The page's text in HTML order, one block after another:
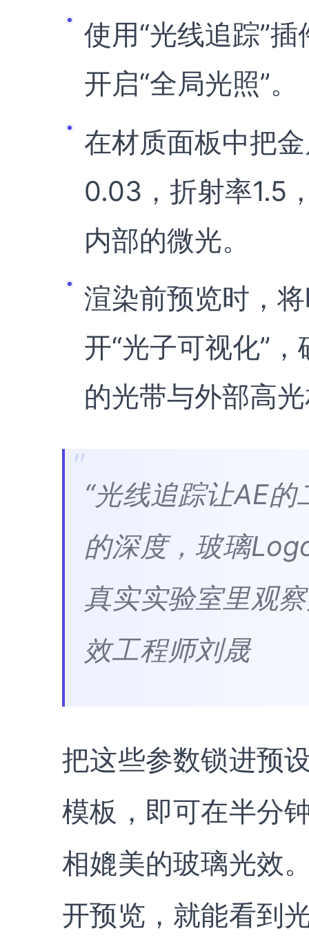
使用“光线追踪”
开启“全局光照”。
在材质面板中把
0.03，折射率1.5
内部的微光。
渲染前预览时，
开“光子可视化”
的光带与外部高
“光线追踪让AE
的深度，玻璃
真实实验室里观
效工程师刘晟
把这些参数锁进预
模板，即可在半分
相媲美的玻璃光效
开预览，就能看到